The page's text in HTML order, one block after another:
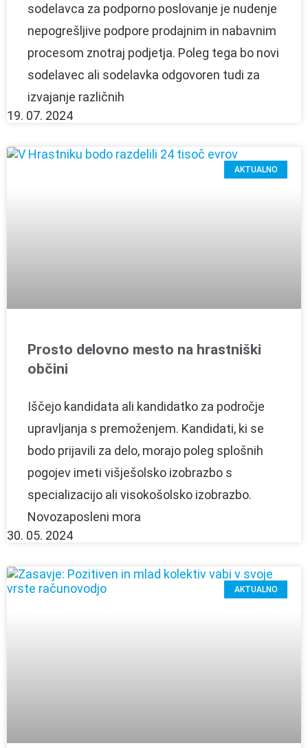
sodelavca za podporno poslovanje je nudenje
nepogrešljive podpore prodajnim in nabavnim
procesom znotraj podjetja. Poleg tega bo novi
sodelavec ali sodelavka odgovoren tudi za
izvajanje različnih
19. 07. 2024
AKTUALNO
Prosto delovno mesto na hrastniški
občini
Iščejo kandidata ali kandidatko za področje
upravljanja s premoženjem. Kandidati, ki se
bodo prijavili za delo, morajo poleg splošnih
pogojev imeti višješolsko izobrazbo s
specializacijo ali visokošolsko izobrazbo.
Novozaposleni mora
30. 05. 2024
AKTUALNO